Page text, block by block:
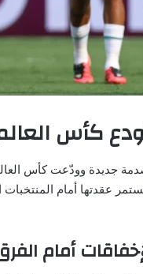
2026 بعد خسارة أمام
الـ16، لتستمر عقدتها أمام
أمام